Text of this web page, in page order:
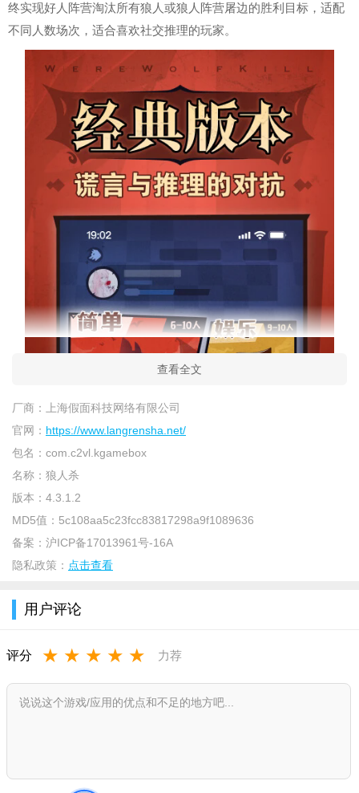
终实现好人阵营淘汰所有狼人或狼人阵营屠边的胜利目标，适配
不同人数场次，适合喜欢社交推理的玩家。
基础阵营玩法：
好人阵营(村民+神职)：
职思路投票，避免误投好人;
息，引导好人阵营;
查看全文
厂商：
上海假面科技网络有限公司
官网： https://www.langrensha.net/
包名： com.c2vl.kgamebox
名称： 狼人杀
版本： 4.3.1.2
MD5值： 5c108aa5c23fcc83817298a9f1089636
备案： 沪ICP备17013961号-16A
隐私政策： 点击查看
用户评论
评分 ★ ★ ★ ★ ★ 力荐